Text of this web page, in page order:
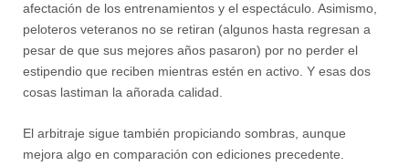
afectación de los entrenamientos y el espectáculo. Asimismo,
peloteros veteranos no se retiran (algunos hasta regresan a
pesar de que sus mejores años pasaron) por no perder el
estipendio que reciben mientras estén en activo. Y esas dos
cosas lastiman la añorada calidad.
El arbitraje sigue también propiciando sombras, aunque
mejora algo en comparación con ediciones precedente.